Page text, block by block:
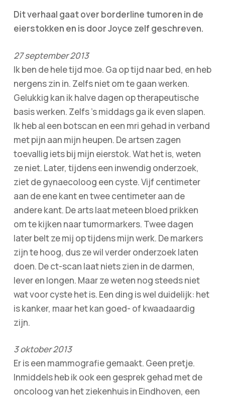
Dit verhaal gaat over borderline tumoren in de
eierstokken en is door Joyce zelf geschreven.
27 september 2013
Ik ben de hele tijd moe. Ga op tijd naar bed, en heb
nergens zin in. Zelfs niet om te gaan werken.
Gelukkig kan ik halve dagen op therapeutische
basis werken. Zelfs ’s middags ga ik even slapen.
Ik heb al een botscan en een mri gehad in verband
met pijn aan mijn heupen. De artsen zagen
toevallig iets bij mijn eierstok. Wat het is, weten
ze niet. Later, tijdens een inwendig onderzoek,
ziet de gynaecoloog een cyste. Vijf centimeter
aan de ene kant en twee centimeter aan de
andere kant. De arts laat meteen bloed prikken
om te kijken naar tumormarkers. Twee dagen
later belt ze mij op tijdens mijn werk. De markers
zijn te hoog, dus ze wil verder onderzoek laten
doen. De ct-scan laat niets zien in de darmen,
lever en longen. Maar ze weten nog steeds niet
wat voor cyste het is. Een ding is wel duidelijk: het
is kanker, maar het kan goed- of kwaadaardig
zijn.
3 oktober 2013
Er is een mammografie gemaakt. Geen pretje.
Inmiddels heb ik ook een gesprek gehad met de
oncoloog van het ziekenhuis in Eindhoven, een